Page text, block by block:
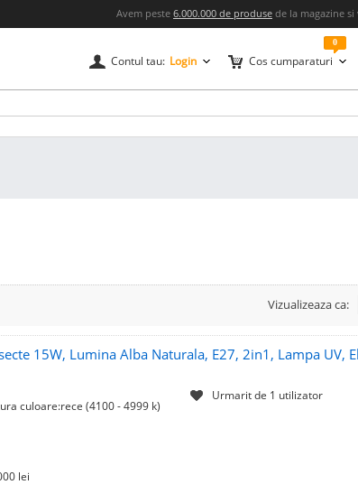
Avem peste 6.000.000 de produse de la magazine
Contul tau: Login Cos cumparaturi
0
Vizualizeaza ca:
15W, Lumina Alba Naturala, E27, 2in1, Lampa UV,
culoare:rece (4100 - 4999 k)
lei
Urmarit de 1 utilizator